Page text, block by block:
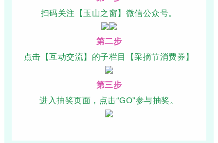
扫码关注【玉山之窗】微信公众号。
第二步
点击【互动交流】的子栏目【采摘节消费券】
第三步
进入抽奖页面，点击“GO”参与抽奖。